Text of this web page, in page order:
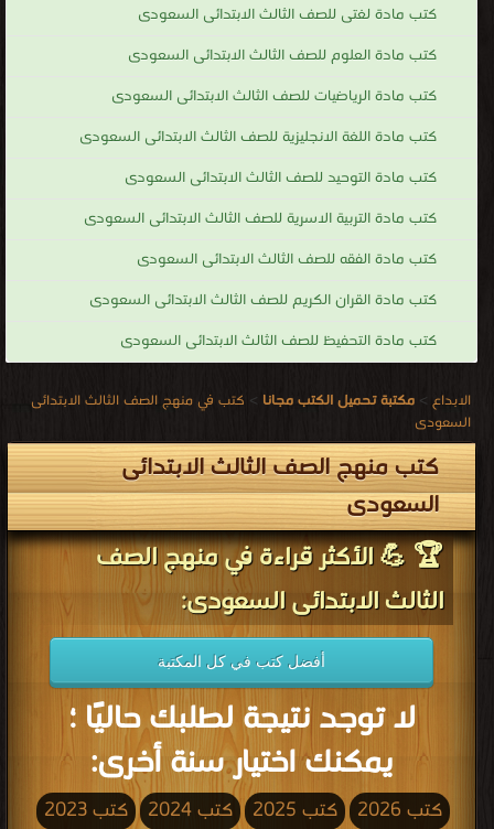
كتب مادة لغتى للصف الثالث الابتدائى السعودى
كتب مادة العلوم للصف الثالث الابتدائى السعودى
كتب مادة الرياضيات للصف الثالث الابتدائى السعودى
كتب مادة اللغة الانجليزية للصف الثالث الابتدائى السعودى
كتب مادة التوحيد للصف الثالث الابتدائى السعودى
كتب مادة التربية الاسرية للصف الثالث الابتدائى السعودى
كتب مادة الفقه للصف الثالث الابتدائى السعودى
كتب مادة القران الكريم للصف الثالث الابتدائى السعودى
كتب مادة التحفيظ للصف الثالث الابتدائى السعودى
الابداع > مكتبة تحميل الكتب مجانا > كتب في منهج الصف الثالث الابتدائى
السعودى
كتب منهج الصف الثالث الابتدائى
السعودى
🏆 💪 الأكثر قراءة في منهج الصف
الثالث الابتدائى السعودى:
أفضل كتب في كل المكتبة
لا توجد نتيجة لطلبك حاليًا ؛
يمكنك اختيار سنة أخرى:
كتب 2026 كتب 2025 كتب 2024
كتب 2023